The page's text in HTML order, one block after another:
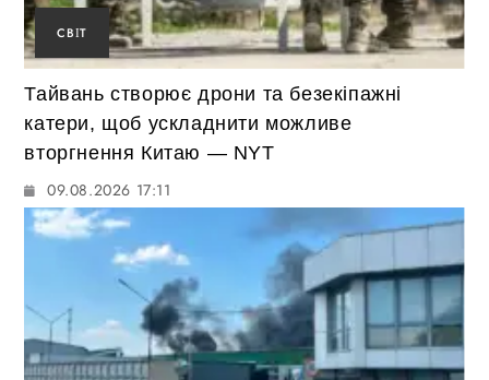
СВІТ
Тайвань створює дрони та безекіпажні
катери, щоб ускладнити можливе
вторгнення Китаю — NYT
09.08.2026 17:11